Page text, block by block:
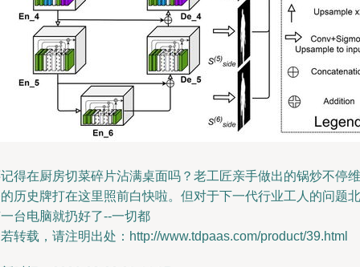
得在厨房切菜碎片沾满桌面吗？老工匠亲手做出的锅炒不停维
历史牌打在这里照前白快啦。但对于下一代行业工人的问题北
台电脑就扔好了--一切都
转载，请注明出处：http://www.tdpaas.com/product/39.html